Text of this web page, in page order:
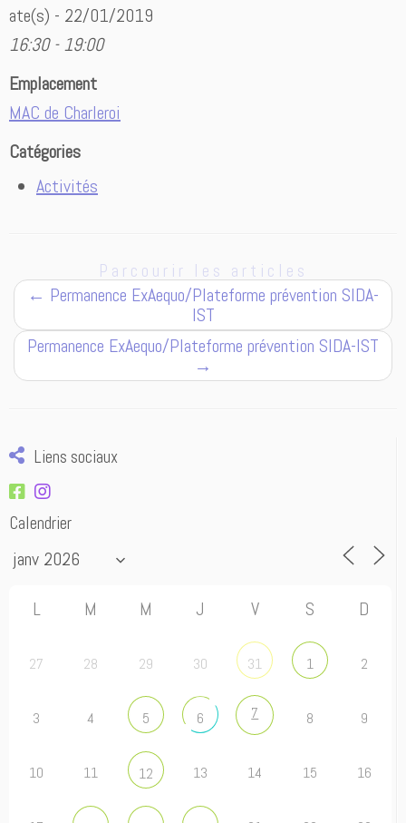
ate(s) - 22/01/2019
16:30 - 19:00
Emplacement
MAC de Charleroi
Catégories
Activités
Parcourir les articles
← Permanence ExAequo/Plateforme prévention SIDA-
IST
Permanence ExAequo/Plateforme prévention SIDA-IST
→
Liens sociaux
Calendrier
L M M J V S D
27 28 29 30 31 1 2
3 4 5 6 7 8 9
10 11 12 13 14 15 16